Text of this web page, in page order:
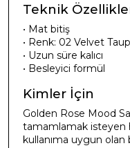
Teknik
• Mat bitiş
• Renk: 02 Velvet
• Uzun süre kalıcı
• Besleyici formül
Kimler İçin
Golden Rose Mood
tamamlamak isteyen
kullanıma uygun